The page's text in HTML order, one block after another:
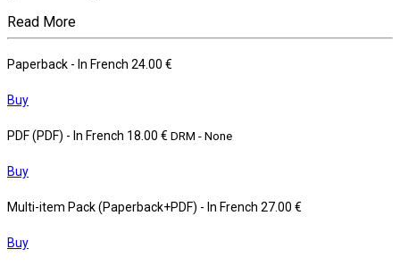
Read More
Paperback - In French 24.00 €
Buy
PDF (PDF) - In French 18.00 € DRM - None
Buy
Multi-item Pack (Paperback+PDF) - In French 27.00 €
Buy